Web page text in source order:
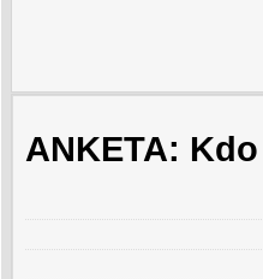
ANKETA: